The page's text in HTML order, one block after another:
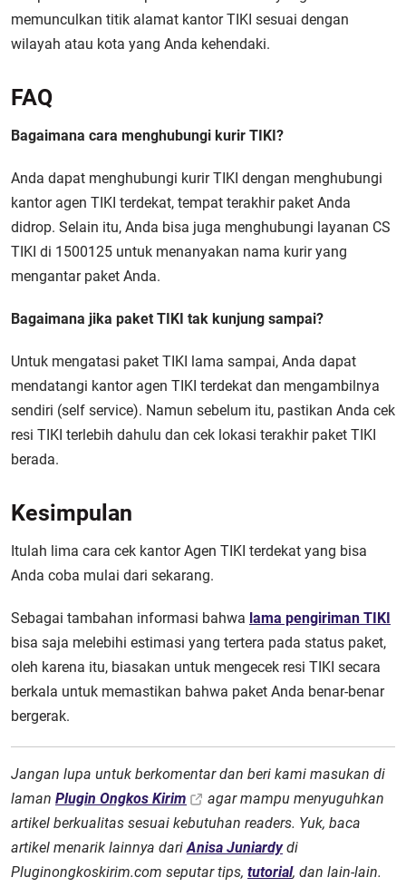
memunculkan titik alamat kantor TIKI sesuai dengan
wilayah atau kota yang Anda kehendaki.
FAQ
Bagaimana cara menghubungi kurir TIKI?
Anda dapat menghubungi kurir TIKI dengan menghubungi
kantor agen TIKI terdekat, tempat terakhir paket Anda
didrop. Selain itu, Anda bisa juga menghubungi layanan CS
TIKI di 1500125 untuk menanyakan nama kurir yang
mengantar paket Anda.
Bagaimana jika paket TIKI tak kunjung sampai?
Untuk mengatasi paket TIKI lama sampai, Anda dapat
mendatangi kantor agen TIKI terdekat dan mengambilnya
sendiri (self service). Namun sebelum itu, pastikan Anda cek
resi TIKI terlebih dahulu dan cek lokasi terakhir paket TIKI
berada.
Kesimpulan
Itulah lima cara cek kantor Agen TIKI terdekat yang bisa
Anda coba mulai dari sekarang.
Sebagai tambahan informasi bahwa lama pengiriman TIKI
bisa saja melebihi estimasi yang tertera pada status paket,
oleh karena itu, biasakan untuk mengecek resi TIKI secara
berkala untuk memastikan bahwa paket Anda benar-benar
bergerak.
Jangan lupa untuk berkomentar dan beri kami masukan di
laman Plugin Ongkos Kirim
agar mampu menyuguhkan
artikel berkualitas sesuai kebutuhan readers. Yuk, baca
artikel menarik lainnya dariAnisa Juniardydi
Pluginongkoskirim.com seputar tips, tutorial, dan lain-lain.